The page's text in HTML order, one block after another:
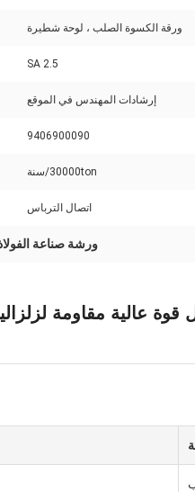
ورقة الكسوة الصلب ، لوحة شطيرة
SA 2.5
إرشادات المهندس في الموقع
9406900090
30000ton/سنة
اتصال الترباس
ورشة صناعة
قوة عالية مقاومة